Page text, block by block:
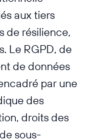
aux tiers
de résilience,
Le RGPD, de
de données
par une
des
droits des
sous-